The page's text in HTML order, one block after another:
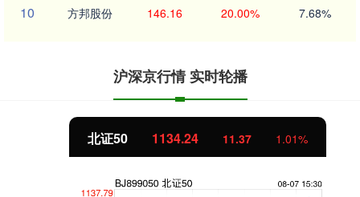
10 方邦股份 146.16 20.00% 7.68%
沪深京行情 实时轮播
北证50 1134.24 11.37 1.01%